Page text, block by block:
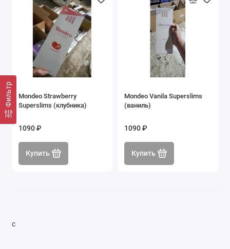
Фильтр
Mondeo Strawberry
Superslims (клубника)
1090 ₽
Купить
Mondeo Vanila Superslims
(ваниль)
1090 ₽
Купить
с